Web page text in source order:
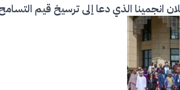
انجمينا الذي دعا إلى ترسيخ قيم